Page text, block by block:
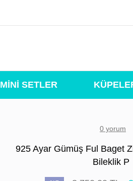
MİNİ SETLER
0 yorum
925 Ayar Gümüş Ful Baget
Bileklik P